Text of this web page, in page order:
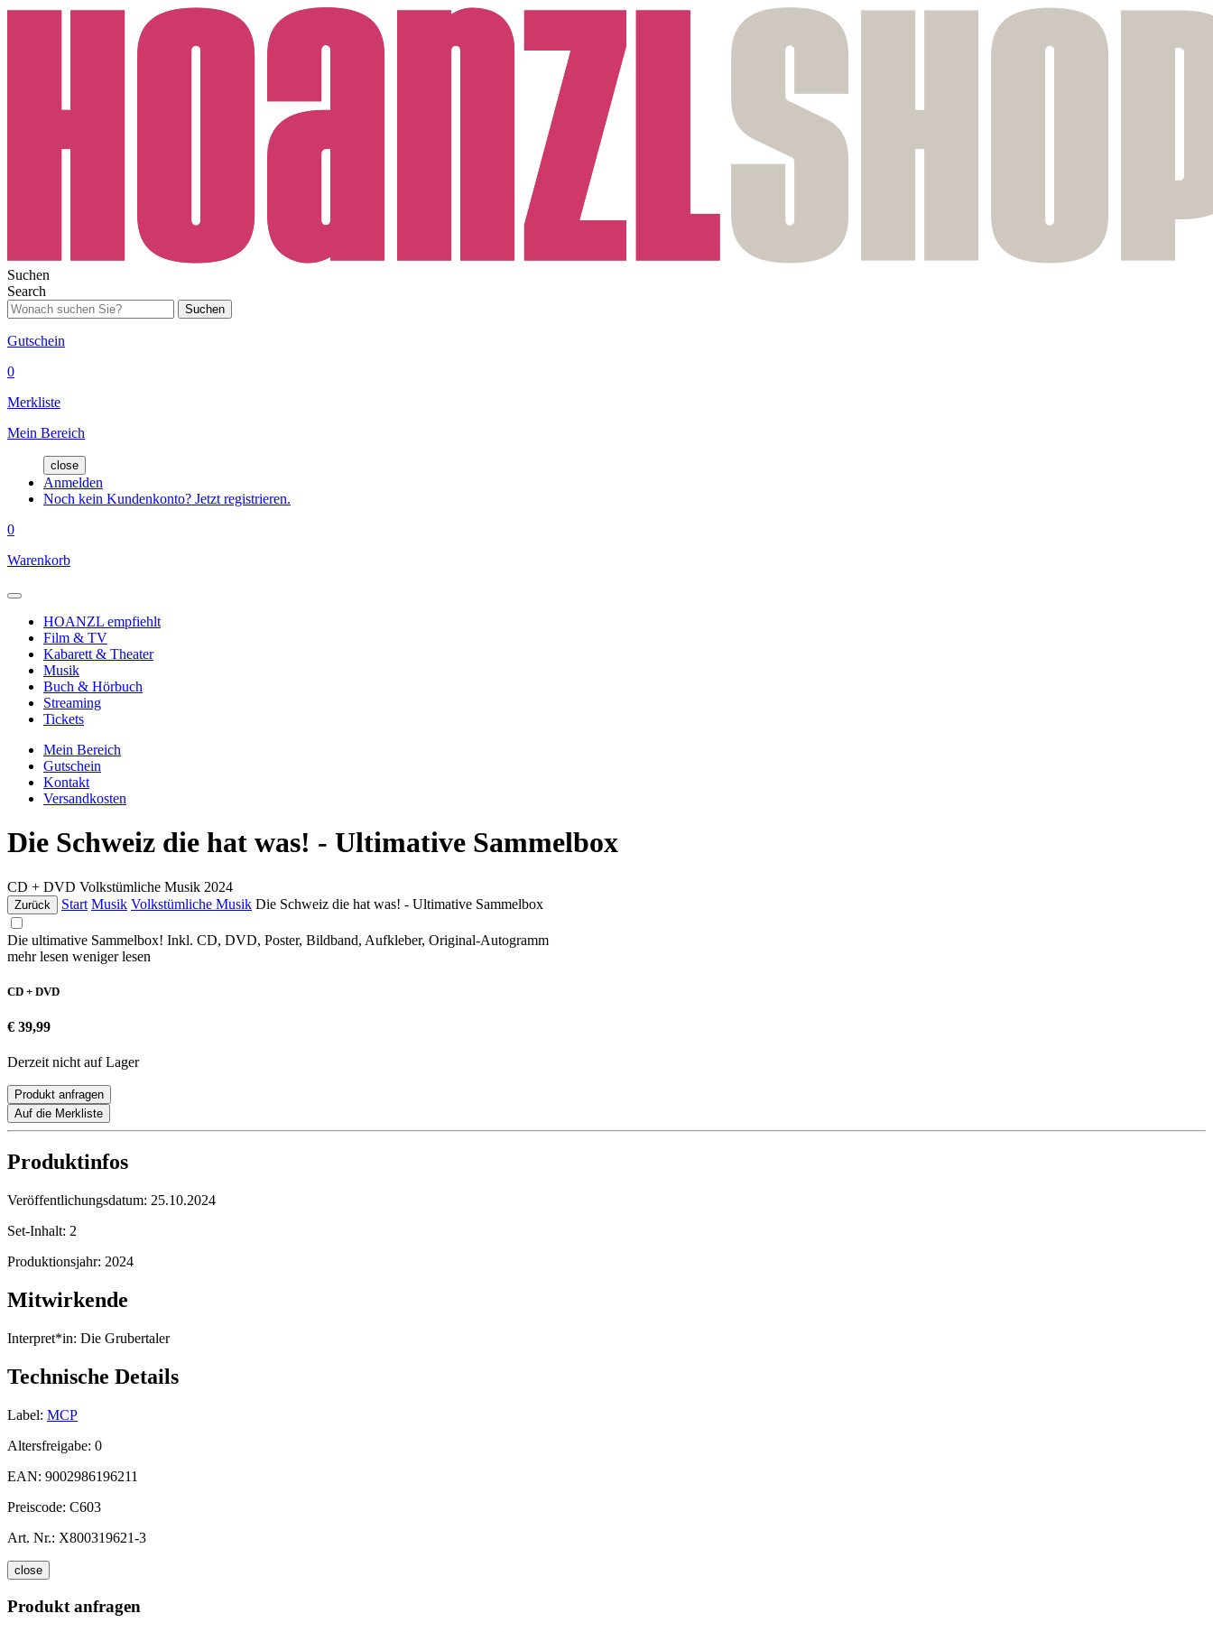
Suchen
Search
Suchen
Gutschein
0
Merkliste
Mein Bereich
close
Anmelden
Noch kein Kundenkonto? Jetzt registrieren.
0
Warenkorb
HOANZL empfiehlt
Film & TV
Kabarett & Theater
Musik
Buch & Hörbuch
Streaming
Tickets
Mein Bereich
Gutschein
Kontakt
Versandkosten
Die Schweiz die hat was! - Ultimative Sammelbox
CD + DVD Volkstümliche Musik 2024
Zurück Start Musik Volkstümliche Musik Die Schweiz die hat was! - Ultimative Sammelbox
Die ultimative Sammelbox! Inkl. CD, DVD, Poster, Bildband, Aufkleber, Original-Autogramm
mehr lesen weniger lesen
CD + DVD
€ 39,99
Derzeit nicht auf Lager
Produkt anfragen
Auf die Merkliste
Produktinfos
Veröffentlichungsdatum: 25.10.2024
Set-Inhalt: 2
Produktionsjahr: 2024
Mitwirkende
Interpret*in: Die Grubertaler
Technische Details
Label: MCP
Altersfreigabe: 0
EAN: 9002986196211
Preiscode: C603
Art. Nr.: X800319621-3
close
Produkt anfragen